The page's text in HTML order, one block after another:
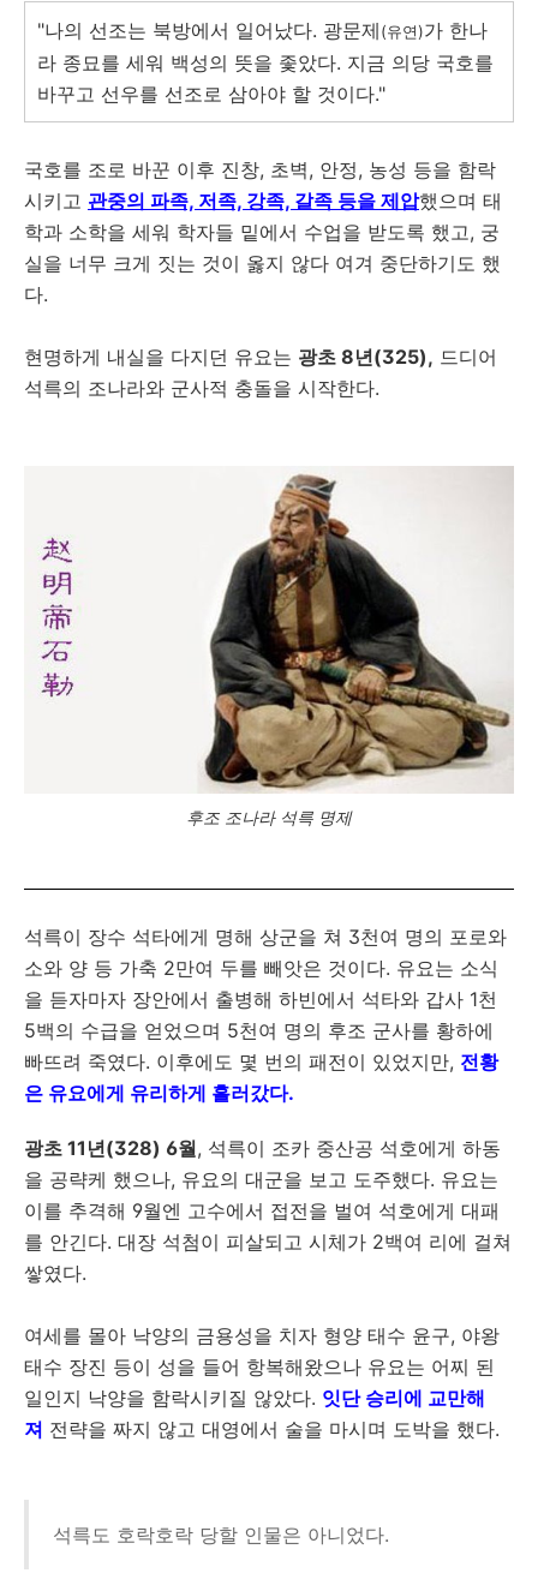
"나의 선조는 북방에서 일어났다. 광문제(유연)가 한나
라 종묘를 세워 백성의 뜻을 좇았다. 지금 의당 국호를
바꾸고 선우를 선조로 삼아야 할 것이다."
국호를 조로 바꾼 이후 진창, 초벽, 안정, 농성 등을 함락
시키고 관중의 파족, 저족, 강족, 갈족 등을 제압했으며 태
학과 소학을 세워 학자들 밑에서 수업을 받도록 했고, 궁
실을 너무 크게 짓는 것이 옳지 않다 여겨 중단하기도 했
다.
현명하게 내실을 다지던 유요는 광초 8년(325), 드디어
석륵의 조나라와 군사적 충돌을 시작한다.
후조 조나라 석륵 명제
석륵이 장수 석타에게 명해 상군을 쳐 3천여 명의 포로와
소와 양 등 가축 2만여 두를 빼앗은 것이다. 유요는 소식
을 듣자마자 장안에서 출병해 하빈에서 석타와 갑사 1천
5백의 수급을 얻었으며 5천여 명의 후조 군사를 황하에
빠뜨려 죽였다. 이후에도 몇 번의 패전이 있었지만, 전황
은 유요에게 유리하게 흘러갔다.
광초 11년(328) 6월, 석륵이 조카 중산공 석호에게 하동
을 공략케 했으나, 유요의 대군을 보고 도주했다. 유요는
이를 추격해 9월엔 고수에서 접전을 벌여 석호에게 대패
를 안긴다. 대장 석첨이 피살되고 시체가 2백여 리에 걸쳐
쌓였다.
여세를 몰아 낙양의 금용성을 치자 형양 태수 윤구, 야왕
태수 장진 등이 성을 들어 항복해왔으나 유요는 어찌 된
일인지 낙양을 함락시키질 않았다. 잇단 승리에 교만해
져 전략을 짜지 않고 대영에서 술을 마시며 도박을 했다.
석륵도 호락호락 당할 인물은 아니었다.